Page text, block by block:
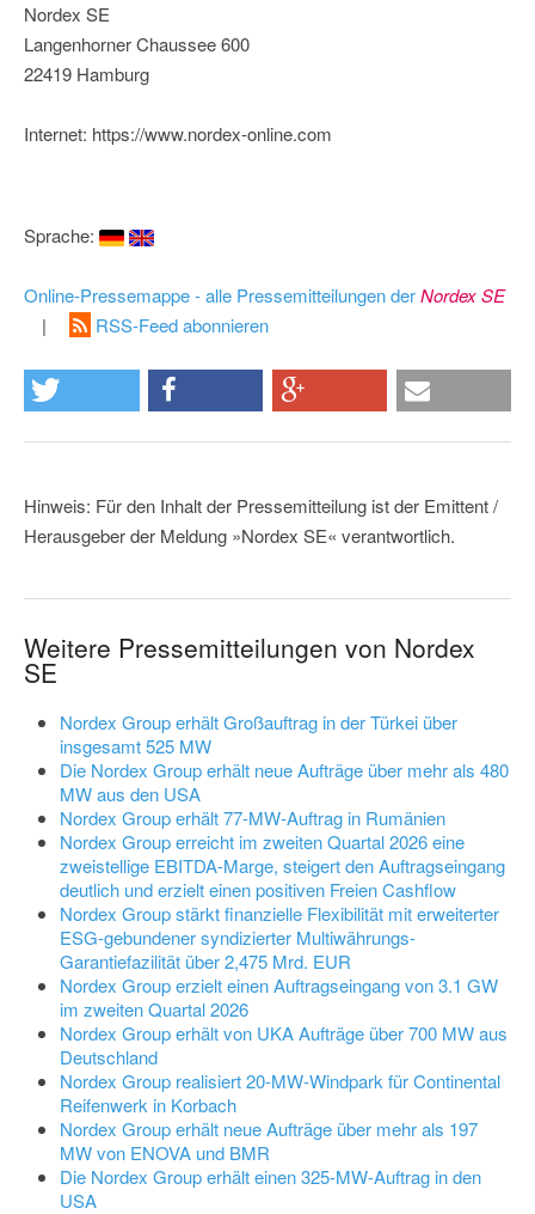
Nordex SE
Langenhorner Chaussee 600
22419 Hamburg
Internet: https://www.nordex-online.com
Sprache:
Online-Pressemappe - alle Pressemitteilungen derNordex SE
|
RSS-Feed abonnieren
Hinweis: Für den Inhalt der Pressemitteilung ist der Emittent /
Herausgeber der Meldung »Nordex SE« verantwortlich.
Weitere Pressemitteilungen von Nordex
SE
Nordex Group erhält Großauftrag in der Türkei über
insgesamt 525 MW
Die Nordex Group erhält neue Aufträge über mehr als 480
MW aus den USA
Nordex Group erhält 77-MW-Auftrag in Rumänien
Nordex Group erreicht im zweiten Quartal 2026 eine
zweistellige EBITDA-Marge, steigert den Auftragseingang
deutlich und erzielt einen positiven Freien Cashflow
Nordex Group stärkt finanzielle Flexibilität mit erweiterter
ESG-gebundener syndizierter Multiwährungs-
Garantiefazilität über 2,475 Mrd. EUR
Nordex Group erzielt einen Auftragseingang von 3.1 GW
im zweiten Quartal 2026
Nordex Group erhält von UKA Aufträge über 700 MW aus
Deutschland
Nordex Group realisiert 20-MW-Windpark für Continental
Reifenwerk in Korbach
Nordex Group erhält neue Aufträge über mehr als 197
MW von ENOVA und BMR
Die Nordex Group erhält einen 325-MW-Auftrag in den
USA